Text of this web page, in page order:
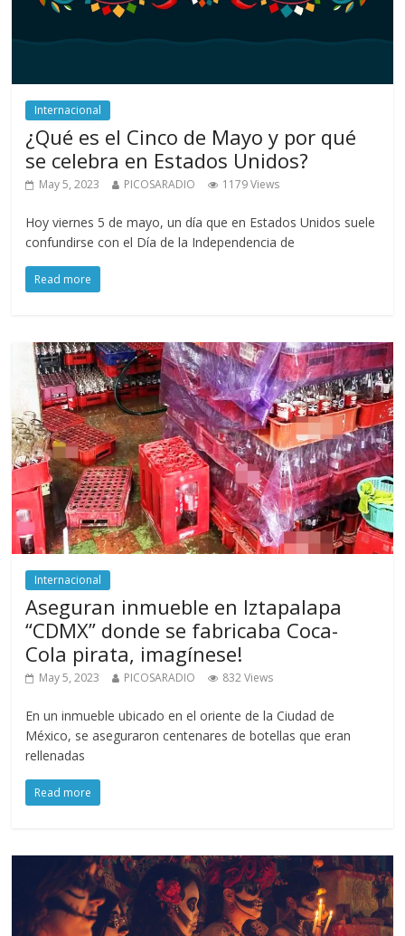
Internacional
¿Qué es el Cinco de Mayo y por qué
se celebra en Estados Unidos?
May 5, 2023 PICOSARADIO 1179 Views
Hoy viernes 5 de mayo, un día que en Estados Unidos suele
confundirse con el Día de la Independencia de
Read more
Internacional
Aseguran inmueble en Iztapalapa
“CDMX” donde se fabricaba Coca-
Cola pirata, imagínese!
May 5, 2023 PICOSARADIO 832 Views
En un inmueble ubicado en el oriente de la Ciudad de
México, se aseguraron centenares de botellas que eran
rellenadas
Read more